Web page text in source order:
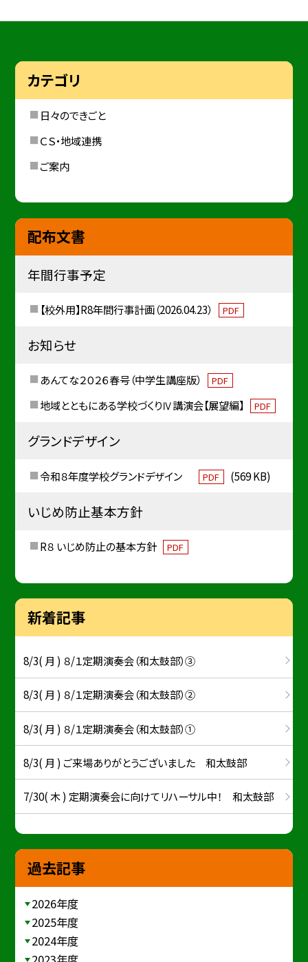
カテゴリ
日々のできごと
ＣＳ・地域連携
ご案内
配布文書
年間行事予定
【校外用】R8年間行事計画（2026.04.23） PDF
お知らせ
あんてな２０２６春号（中学生講座版） PDF
地域とともにある学校づくりⅣ講演会【展望編】 PDF
グランドデザイン
令和８年度学校グランドデザイン PDF (569 KB)
いじめ防止基本方針
R８ いじめ防止の基本方針 PDF
新着記事
8/3( 月 ) ８/１定期演奏会（和太鼓部）③
8/3( 月 ) ８/１定期演奏会（和太鼓部）②
8/3( 月 ) ８/１定期演奏会（和太鼓部）①
8/3( 月 ) ご来場ありがとうございました 和太鼓部
7/30( 木 ) 定期演奏会に向けてリハーサル中！ 和太鼓部
過去記事
2026年度
2025年度
2024年度